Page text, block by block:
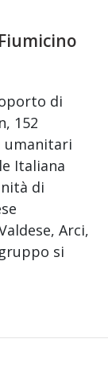
di
152
umanitari
Italiana
di
Arci,
si